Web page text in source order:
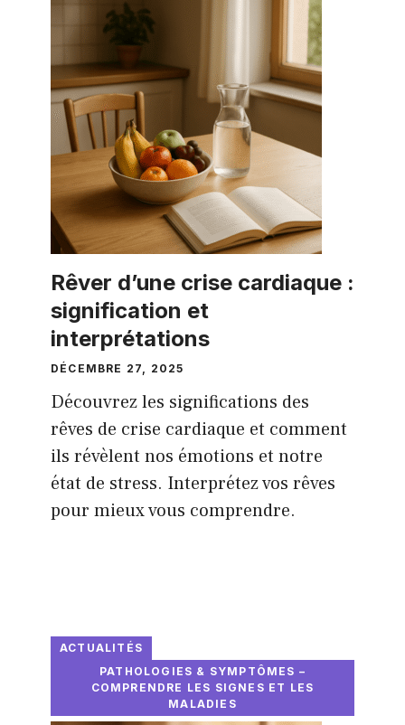
Rêver d’une crise cardiaque :
signification et
interprétations
DÉCEMBRE 27, 2025
Découvrez les significations des
rêves de crise cardiaque et comment
ils révèlent nos émotions et notre
état de stress. Interprétez vos rêves
pour mieux vous comprendre.
ACTUALITÉS
PATHOLOGIES & SYMPTÔMES –
COMPRENDRE LES SIGNES ET LES
MALADIES